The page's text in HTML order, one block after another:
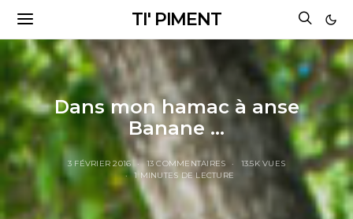
TI' PIMENT
Dans mon hamac à anse
Banane …
3 FÉVRIER 2016 13 COMMENTAIRES
13.5K VUES
1 MINUTES DE LECTURE